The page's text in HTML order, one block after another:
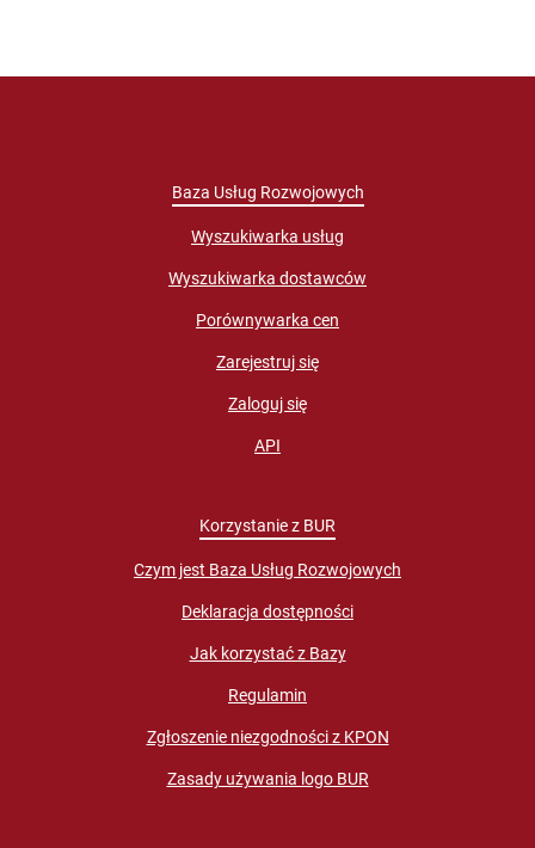
Baza Usług Rozwojowych
Wyszukiwarka usług
Wyszukiwarka dostawców
Porównywarka cen
Zarejestruj się
Zaloguj się
API
Korzystanie z BUR
Czym jest Baza Usług Rozwojowych
Deklaracja dostępności
Jak korzystać z Bazy
Regulamin
Zgłoszenie niezgodności z KPON
Zasady używania logo BUR